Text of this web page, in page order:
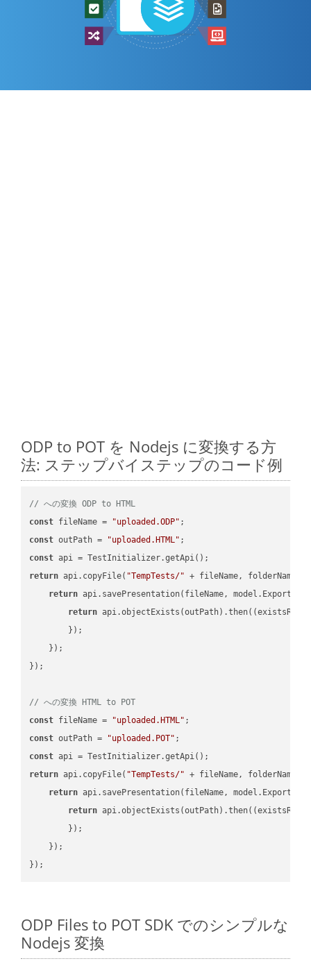
ODP to POT を Nodejs に変換する方
法: ステップバイステップのコード例
// への変換 ODP to HTML
const fileName = "uploaded.ODP"
const outPath = "uploaded.HTML"
const
return api.copyFile( "TempTests/" + fileName, folderName +
return api.savePresentation(fileName,
return api.objectExists(outPath).then( (
        });
    });
});
// への変換 HTML to POT
const fileName = "uploaded.HTML"
const outPath = "uploaded.POT"
const
return api.copyFile( "TempTests/" + fileName, folderName +
return api.savePresentation(fileName,
return api.objectExists(outPath).then( (
        });
    });
ODP Files to POT SDK でのシンプルな
Nodejs 変換